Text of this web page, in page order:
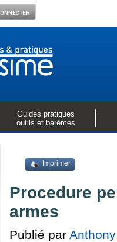
Guides pratiques
outils et barèmes
Imprimer
Procedure
armes
Publié par